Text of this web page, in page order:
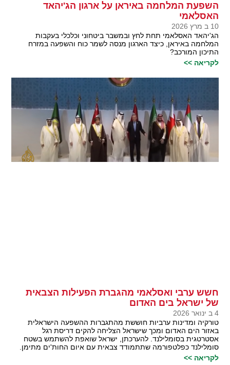
השפעת המלחמה באיראן על ארגון הג'יהאד
האסלאמי
10 ב מרץ 2026
הג'יהאד האסלאמי תחת לחץ ובמשבר ביטחוני וכלכלי בעקבות
המלחמה באיראן, כיצד הארגון מנסה לשמר כוח והשפעה במזרח
התיכון המורכב?
לקריאה >>
חשש ערבי ואסלאמי מהגברת הפעילות הצבאית
של ישראל בים האדום
4 ב ינואר 2026
טורקיה ומדינות ערביות חוששת מהתגברות ההשפעה הישראלית
באזור הים האדום ומכך שישראל הצליחה להקים דריסת רגל
אסטרטגית בסומלילנד. להערכתן, ישראל שואפת להשתמש בשטח
סומלילנד כפלטפורמה שתתמודד צבאית עם איום החות'ים מתימן.
לקריאה >>